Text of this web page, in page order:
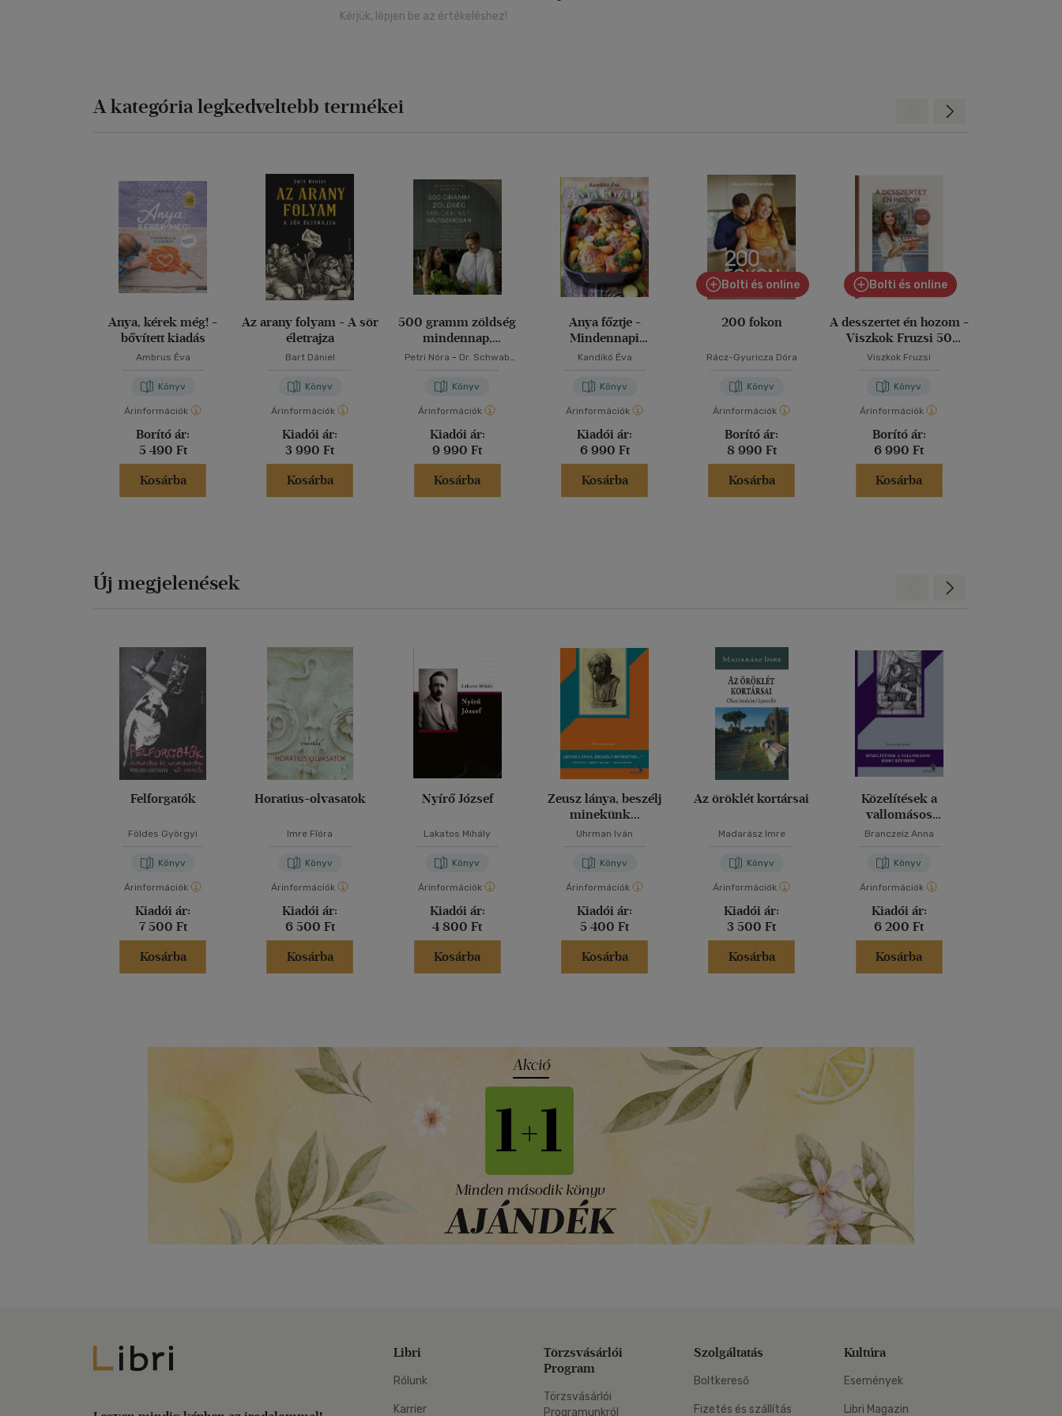
Kérjük, lépjen be az értékeléshez!
A kategória legkedveltebb termékei
Anya, kérek még! -
bővített kiadás
Ambrus Éva
Könyv
Árinformációk
Borító ár:
5 490 Ft
Kosárba
Az arany folyam - A sör
életrajza
Bart Dániel
Könyv
Árinformációk
Kiadói ár:
3 990 Ft
Kosárba
500 gramm zöldség
mindennap,
változatosan
Petri Nóra - Dr. Schwab
Könyv
Árinformációk
Kiadói ár:
9 990 Ft
Kosárba
Anya főztje -
Mindennapi
kedvenceink
Kandikó Éva
Könyv
Árinformációk
Kiadói ár:
6 990 Ft
Kosárba
Bolti és online
200 fokon
Rácz-Gyuricza Dóra
Könyv
Árinformációk
Borító ár:
8 990 Ft
Kosárba
Bolti és online
A desszertet én hozom -
Viszkok Fruzsi 50
receptje
Viszkok Fruzsi
Könyv
Árinformációk
Borító ár:
6 990 Ft
Kosárba
Előre
Új megjelenések
Felforgatók
Földes Györgyi
Könyv
Árinformációk
Kiadói ár:
7 500 Ft
Kosárba
Horatius-olvasatok
Imre Flóra
Könyv
Árinformációk
Kiadói ár:
6 500 Ft
Kosárba
Nyírő József
Lakatos Mihály
Könyv
Árinformációk
Kiadói ár:
4 800 Ft
Kosárba
Zeusz lánya, beszélj
minekünk...
Uhrman Iván
Könyv
Árinformációk
Kiadói ár:
5 400 Ft
Kosárba
Az öröklét kortársai
Madarász Imre
Könyv
Árinformációk
Kiadói ár:
3 500 Ft
Kosárba
Közelítések a
vallomásos
diskurzushoz
Branczeiz Anna
Könyv
Árinformációk
Kiadói ár:
6 200 Ft
Kosárba
Előre
Libri Libri
Rólunk
Karrier
Törzsvásárlói
Program
Törzsvásárlói
Programunkról
Szolgáltatás
Boltkereső
Fizetés és szállítás
Kultúra
Események
Libri Magazin